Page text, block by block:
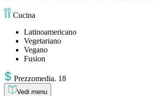
Cucina
Latinoamericano
Vegetariano
Vegano
Fusion
Prezzomedia. 18
Vedi menu